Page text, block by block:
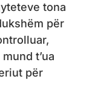
tona
për
t’ua
për